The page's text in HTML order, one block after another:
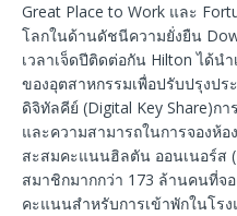
Great Place to Work และ
โลกในด้านดัชนีความยั่งยืน
เวลาเจ็ดปีติดต่อกัน Hilton ได้น
ของอุตสาหกรรมเพื่อปรับปรุงป
ดิจิทัลคีย์ (Digital Key Share)ก
และความสามารถในการจองห้
สะสมคะแนนฮิลตัน ออนเนอร์ส
สมาชิกมากกว่า 173 ล้านคนที่จ
คะแนนสำหรับการเข้าพักในโร